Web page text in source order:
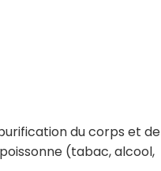
du corps et de
(tabac, alcool,